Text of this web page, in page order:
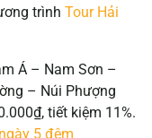
trìnhTour Hải
Á – Nam Sơn –
– Núi Phượng
tiết kiệm 11%.
5 đêm